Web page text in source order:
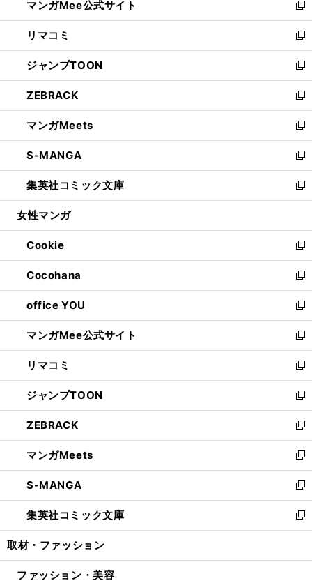
く
ド
ウ
で
開
く
ィ
ン
ド
ウ
で
開
く
い
ウ
ィ
ン
ド
ウ
で
開
く
マンガMee公式サイト
新
し
い
ウ
ィ
ン
ド
ウ
で
開
く
リマコミ
新
し
い
ウ
ィ
ン
ド
ウ
で
開
く
ジャンプTOON
新
し
い
ウ
ィ
ン
ド
ウ
で
開
ZEBRACK
新
し
い
ウ
ィ
ン
ド
ウ
開
く
マンガMeets
新
し
い
ウ
ィ
ン
ウ
で
開
く
S-MANGA
新
し
い
ウ
ン
ド
ウ
で
開
く
集英社コミック文庫
新
し
ウ
ィ
ン
ド
ウ
で
開
く
女性マンガ
Cookie
新
し
い
ウ
ィ
ン
ド
ウ
で
開
く
Cocohana
新
し
い
ウ
ィ
ン
ド
ウ
で
開
く
office YOU
新
し
い
ウ
ィ
ン
ド
ウ
で
開
く
マンガMee公式サイト
新
し
い
ウ
ィ
ン
ド
ウ
で
開
く
リマコミ
新
し
い
ウ
ィ
ン
ド
ウ
で
開
く
ジャンプTOON
新
し
い
ウ
ィ
ン
ド
ウ
で
開
ZEBRACK
新
し
い
ウ
ィ
ン
ド
ウ
開
マンガMeets
新
し
い
ウ
ィ
ン
ウ
S-MANGA
新
し
い
ウ
ン
集英社コミック文庫
新
し
ウ
取材・ファッション
ファッション・美容